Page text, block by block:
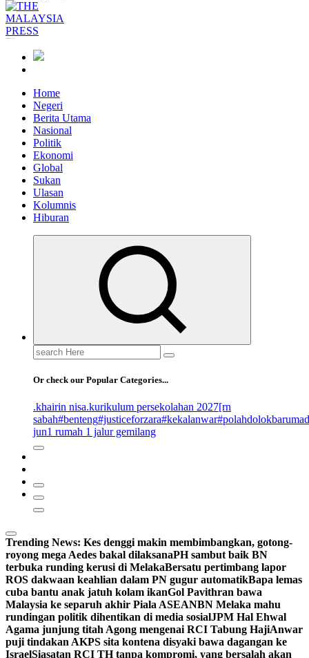
Home
Negeri
Berita Utama
Nasional
Politik
Ekonomi
Global
Sukan
Ulasan
Kolumnis
Hiburan
Search
for:
Or check our Popular Categories...
.khairin nisa.kurikulum persekolahan 2027[rn
sabah#benteng#justiceforzara#kekalanwar
jun1 rumah 1 jalur gemilang
Trending News: Kes denggi makin membimbangkan, gotong-
royong mega Aedes bakal dilaksanaPH sambut baik BN
terbuka runding kerusi di MelakaBersatu pertimbang lapor
ROS dakwaan keahlian dalam PN gugur automatikBapa lemas
cuba bantu anak jatuh kolam ikanGol Pavithran bawa
Malaysia ke separuh akhir Piala ASEANBN Melaka mahu
rundingan politik dihentikan di media sosialJPM Hal Ehwal
Agama junjung titah Agong mengenai RCI Tabung HajiAnwar
puji tindakan AKPS sita kontena disyaki bawa dagangan ke
IsraelSiasatan RCI TH tanpa kompromi, yang bersalah akan